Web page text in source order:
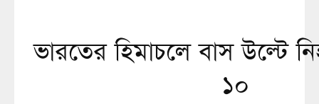
ভারতের হিমাচলে বাস উল্টে
১০